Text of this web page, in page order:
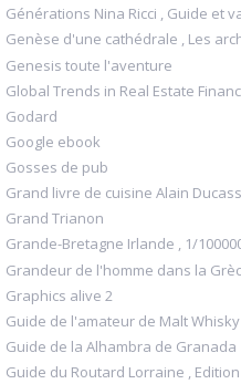
Générations Nina Ricci , Guide et
Genèse d'une cathédrale , Les
Genesis toute l'aventure
Global Trends in Real Estate
Godard
Google ebook
Gosses de pub
Grand livre de cuisine Alain
Grand Trianon
Grande-Bretagne Irlande , 1/
Grandeur de l'homme dans la
Graphics alive 2
Guide de l'amateur de Malt Whisky
Guide de la Alhambra de Granada
Guide du Routard Lorraine , Edition